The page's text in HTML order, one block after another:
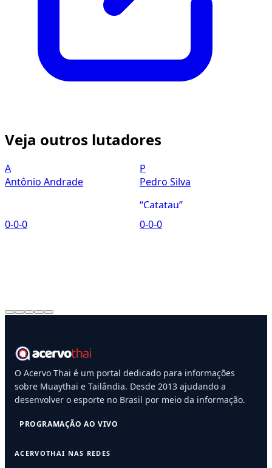
Veja outros lutadores
A
Antônio Andrade
0-0-0
P
Pedro Silva
“Catatau”
0-0-0
O Acervo Thai é um portal dedicado para informações
sobre Muaythai e Tailândia. Desde 2013 ajudando a
desenvolver o esporte no Brasil por meio da informação.
PROGRAMAÇÃO AO VIVO
ACERVOTHAI NAS REDES